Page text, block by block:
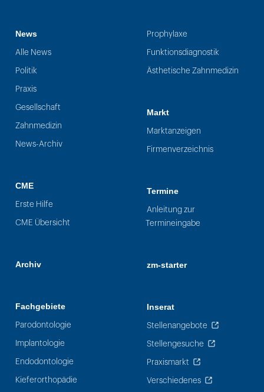
News
Alle News
Politik
Praxis
Gesellschaft
Zahnmedizin
News-Archiv
CME
Erste Hilfe
CME Übersicht
Archiv
Fachgebiete
Parodontologie
Implantologie
Endodontologie
Kieferorthopädie
Prophylaxe
Funktionsdiagnostik
Ästhetische Zahnmedizin
Markt
Marktanzeigen
Firmenverzeichnis
Termine
Anleitung zur
Termineingabe
zm-starter
Inserat
Stellenangebote
Stellengesuche
Praxismarkt
Verschiedenes